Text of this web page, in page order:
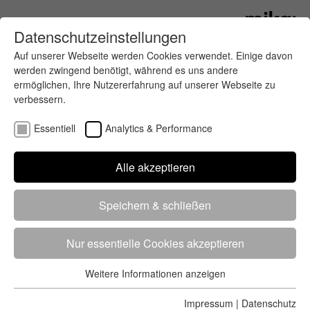
„Runners High“ in Hannover
Samba, DJ’s, Karneval –57 Aktionspunkte sorgen
für pulsierende und emotionale 42,195
Partykilometer beim 29. HAJ Hannover Marathon.
Datenschutzeinstellungen
Auf unserer Webseite werden Cookies verwendet. Einige davon
werden zwingend benötigt, während es uns andere
ermöglichen, Ihre Nutzererfahrung auf unserer Webseite zu
verbessern.
Essentiell Analytics & Performance
Alle akzeptieren
Speichern & schließen
Nur essentielle Cookies akzeptieren
Essentielle Cookies werden für grundlegende Funktionen der
Weitere Informationen anzeigen
Impressum | Datenschutz